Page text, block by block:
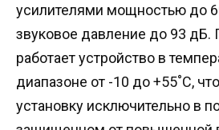
усилителями мощностью до
звуковое давление до 93 дБ.
работает устройство в
диапазоне от -10 до +55˚С,
установку исключительно в